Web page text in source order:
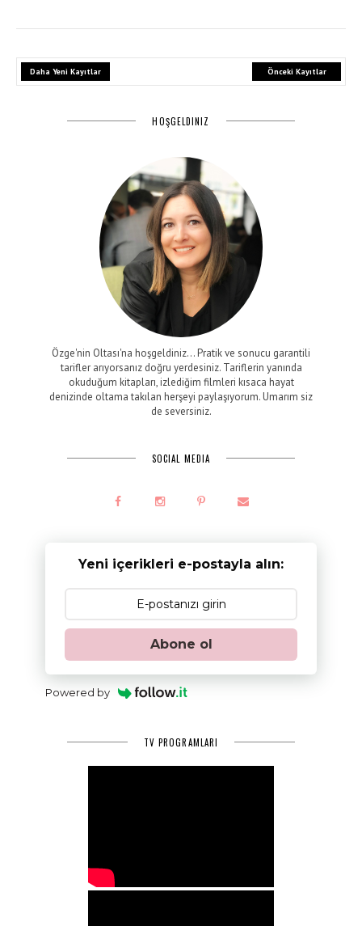
Daha Yeni Kayıtlar Önceki Kayıtlar
HOŞGELDINIZ
Özge'nin Oltası'na hoşgeldiniz... Pratik ve sonucu garantili
tarifler arıyorsanız doğru yerdesiniz. Tariflerin yanında
okuduğum kitapları, izlediğim filmleri kısaca hayat
denizinde oltama takılan herşeyi paylaşıyorum. Umarım siz
de seversiniz.
SOCIAL MEDIA
Yeni içerikleri e-postayla alın:
Abone ol
Powered by
TV PROGRAMLARI